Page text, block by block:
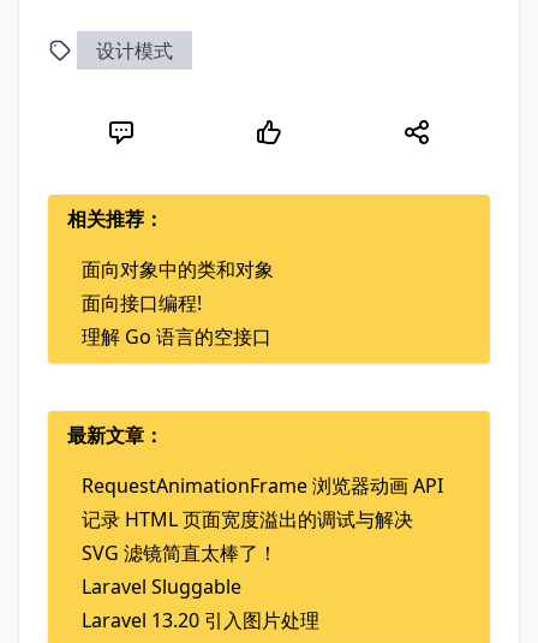
设计模式
相关推荐：
面向对象中的类和对象
面向接口编程!
理解 Go 语言的空接口
最新文章：
RequestAnimationFrame 浏览器动画 API
记录 HTML 页面宽度溢出的调试与解决
SVG 滤镜简直太棒了！
Laravel Sluggable
Laravel 13.20 引入图片处理